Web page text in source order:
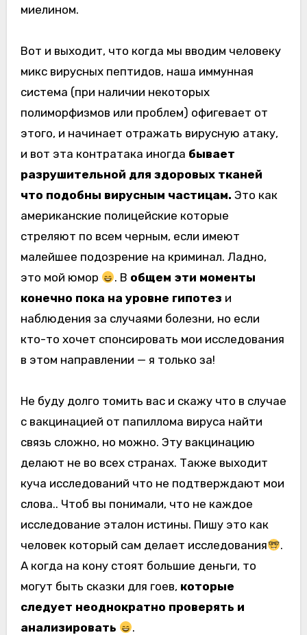
миелином.
Вот и выходит, что когда мы вводим человеку
микс вирусных пептидов, наша иммунная
система (при наличии некоторых
полиморфизмов или проблем) офигевает от
этого, и начинает отражать вирусную атаку,
и вот эта контратака иногда бывает
разрушительной для здоровых тканей
что подобны вирусным частицам. Это как
американские полицейские которые
стреляют по всем черным, если имеют
малейшее подозрение на криминал. Ладно,
это мой юмор
. В общем эти моменты
конечно пока на уровне гипотез и
наблюдения за случаями болезни, но если
кто-то хочет спонсировать мои исследования
в этом направлении — я только за!
Не буду долго томить вас и скажу что в случае
с вакцинацией от папиллома вируса найти
связь сложно, но можно. Эту вакцинацию
делают не во всех странах. Также выходит
куча исследований что не подтверждают мои
слова.. Чтоб вы понимали, что не каждое
исследование эталон истины. Пишу это как
человек который сам делает исследования
.
А когда на кону стоят большие деньги, то
могут быть сказки для гоев, которые
следует неоднократно проверять и
анализировать
.